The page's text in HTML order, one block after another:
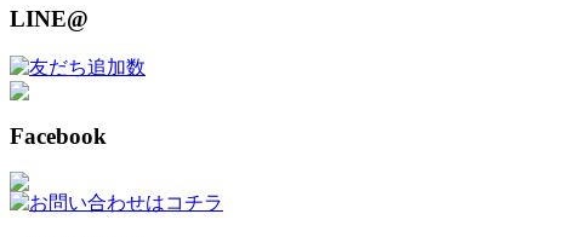
LINE@
Facebook